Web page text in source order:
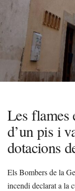
Les flames
d’un pis i
dotacions
Els Bombers de la
incendi declarat a la